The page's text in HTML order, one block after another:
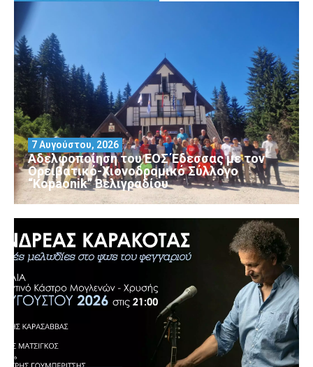
Αδελφοποίηση του ΕΟΣ Έδεσσας με τον
Ορειβατικό-Χιονοδρομικό Σύλλογο
“Kopaonik” Βελιγραδίου
7 Αυγούστου, 2026